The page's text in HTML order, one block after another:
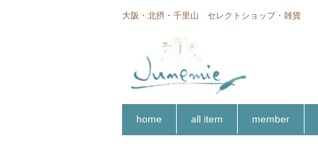
大阪・北摂・千里山 セレクトショップ・雑貨
home all item member